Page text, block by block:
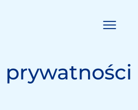
prywatności